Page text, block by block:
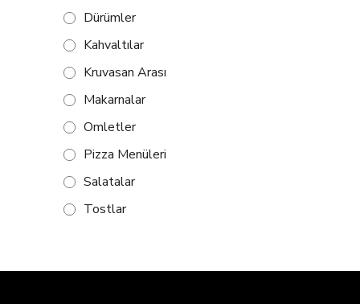
Dürümler
Kahvaltılar
Kruvasan Arası
Makarnalar
Omletler
Pizza Menüleri
Salatalar
Tostlar